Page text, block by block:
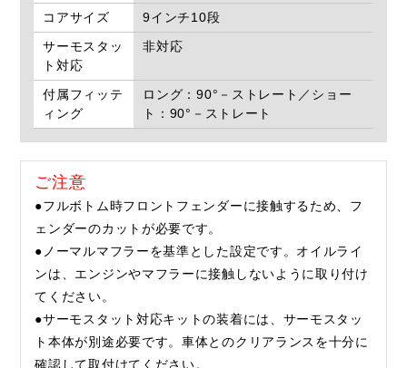
コアサイズ
9インチ10段
サーモスタッ
ト対応
非対応
付属フィッテ
ィング
ロング：90°－ストレート／ショー
ト：90°－ストレート
ご注意
●フルボトム時フロントフェンダーに接触するため、フ
ェンダーのカットが必要です。
●ノーマルマフラーを基準とした設定です。オイルライ
ンは、エンジンやマフラーに接触しないように取り付け
てください。
●サーモスタット対応キットの装着には、サーモスタッ
ト本体が別途必要です。車体とのクリアランスを十分に
確認して取付けてください。